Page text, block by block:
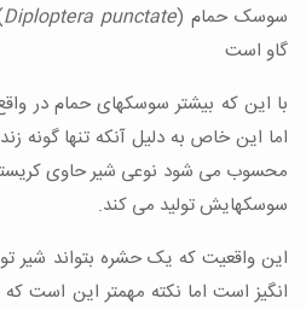
سوسک حمام (Diploptera punctate
گاو است
با این که بیشتر سوسکهای حمام در
اما این خاص به دلیل آنکه تنها گونه
محسوب می شود نوعی شیر حاوی
سوسکهایش تولید می کند.
این واقعیت که یک حشره بتواند شیر
انگیز است اما نکته مهمتر این است که